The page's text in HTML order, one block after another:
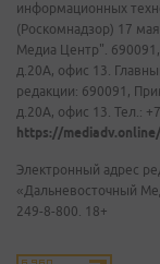
информационных
(Роскомнадзор) 17
Медиа Центр".
д.20А, офис 13.
редакции: 690091,
д.20А, офис 13. Тел.:
https://mediadv.online/
Электронный адрес
«Дальневосточный
249-8-800. 18+